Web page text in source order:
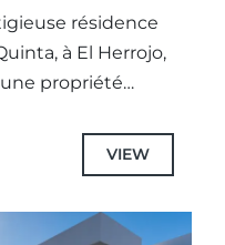
résidence
à El Herrojo,
une propriété
VIEW